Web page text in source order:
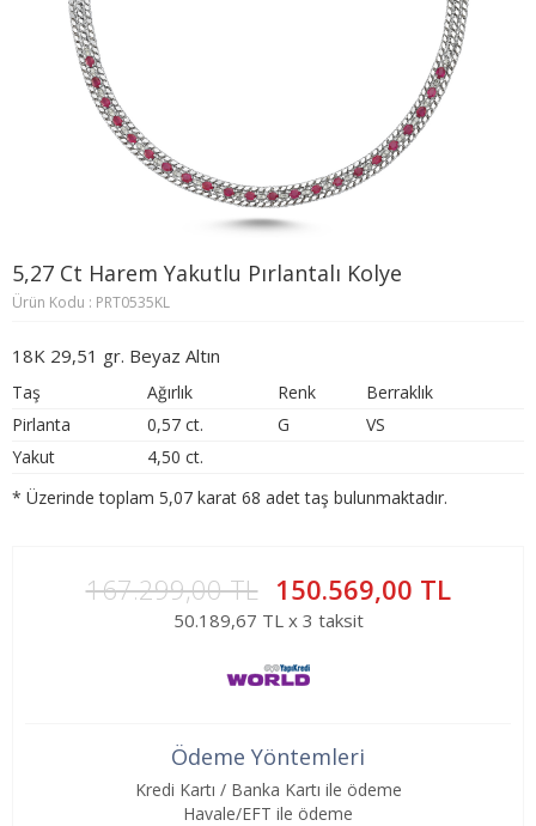
5,27 Ct Harem Yakutlu Pırlantalı Kolye
Ürün Kodu : PRT0535KL
18K 29,51 gr. Beyaz Altın
Taş Ağırlık Renk
Berraklık
Pirlanta
0,57 ct. G
VS
Yakut
4,50 ct.
* Üzerinde toplam 5,07 karat 68 adet taş bulunmaktadır.
167.299,00 TL 150.569,00 TL
50.189,67 TL x 3 taksit
Ödeme Yöntemleri
Kredi Kartı / Banka Kartı ile ödeme
Havale/EFT ile ödeme